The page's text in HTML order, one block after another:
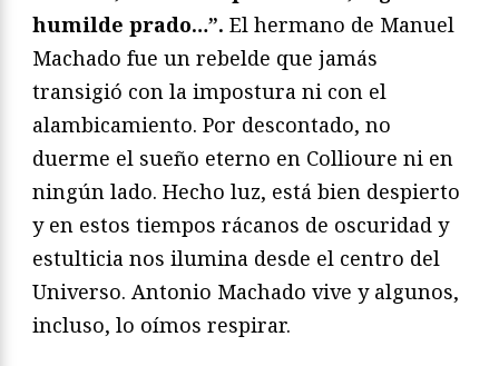
humilde prado…”. El hermano de Manuel
Machado fue un rebelde que jamás
transigió con la impostura ni con el
alambicamiento. Por descontado, no
duerme el sueño eterno en Collioure ni en
ningún lado. Hecho luz, está bien despierto
y en estos tiempos rácanos de oscuridad y
estulticia nos ilumina desde el centro del
Universo. Antonio Machado vive y algunos,
incluso, lo oímos respirar.